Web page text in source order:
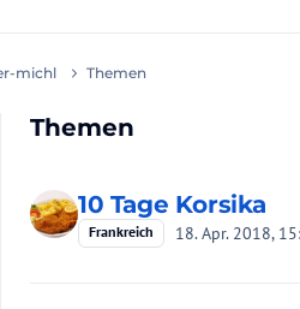
michl Themen
Themen
10 Tage Korsika
Frankreich 18. Apr. 2018,